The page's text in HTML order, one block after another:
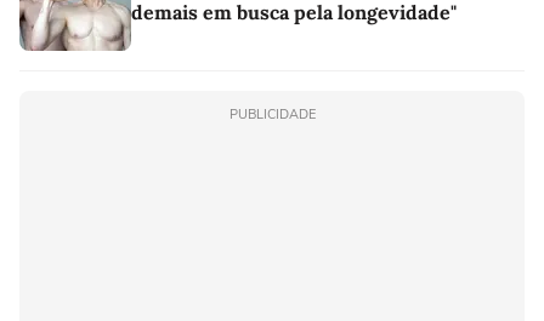
demais em busca pela longevidade"
PUBLICIDADE